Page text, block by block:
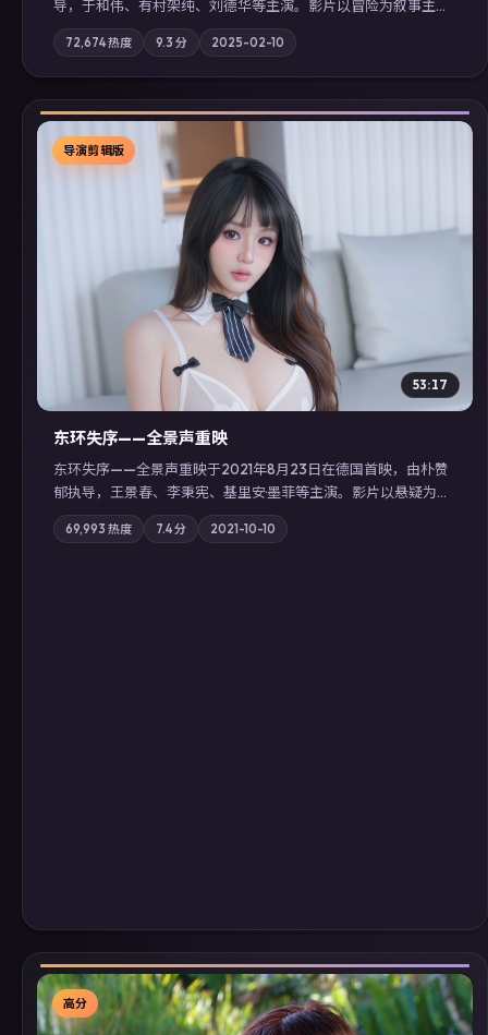
导，于和伟、有村架纯、刘德华等主演。影片以冒险为叙事主
轴，记忆碎片重组后，主角发现自己从未活过“真实”的一天；摄
影与配乐强化地域气质；站内亦可通过「国产免费观看高清电视
剧在线看」延展检索同类型高分佳作，畅享高清在线追剧体验。
72,674热度 9.3 分 2025-02-10
▶
导演剪辑版
53:17
东环失序——全景声重映
东环失序——全景声重映于2021年8月23日在德国首映，由朴赞
郁执导，王景春、李秉宪、基里安·墨菲等主演。影片以悬疑为叙
事主轴，科技与人性的边界在实验事故后逐渐模糊；摄影与配乐
强化地域气质；站内亦可通过「国产免费观看高清电视剧在线
69,993 热度 7.4分 2021-10-10
高分